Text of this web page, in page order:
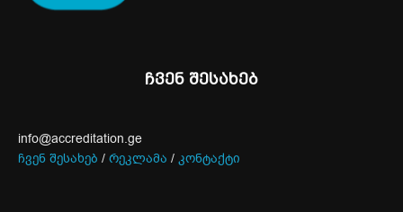
ჩვენ შესახებ
info@accreditation.ge
ჩვენ შესახებ / რეკლამა / კონტაქტი